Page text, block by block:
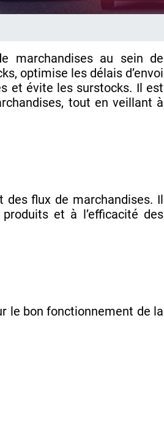
marchandises au sein de
optimise les délais d’envoi
et évite les surstocks. Il est
tout en veillant à
flux de marchandises. Il
et à l’efficacité des
le bon fonctionnement de la